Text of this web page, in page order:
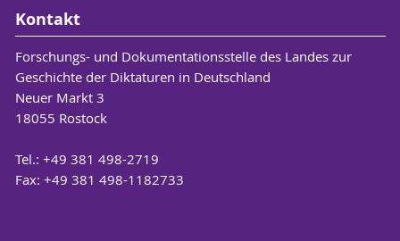
Kontakt
Forschungs- und Dokumentationsstelle des Landes zur
Geschichte der Diktaturen in Deutschland
Neuer Markt 3
18055 Rostock
Tel.: +49 381 498-2719
Fax: +49 381 498-1182733